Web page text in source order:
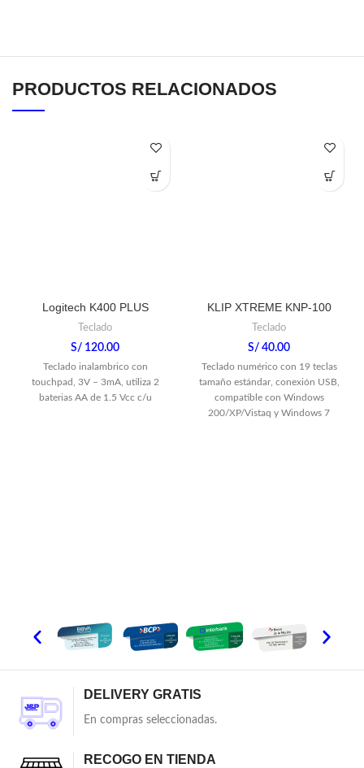
PRODUCTOS RELACIONADOS
Logitech K400 PLUS
Teclado
S/ 120.00
Teclado inalambrico con
touchpad, 3V – 3mA, utiliza 2
baterias AA de 1.5 Vcc c/u
KLIP XTREME KNP-100
Teclado
S/ 40.00
Teclado numérico con 19 teclas
tamaño estándar, conexión USB,
compatible con Windows
200/XP/Vistaq y Windows 7
DELIVERY GRATIS
En compras seleccionadas.
RECOGO EN TIENDA